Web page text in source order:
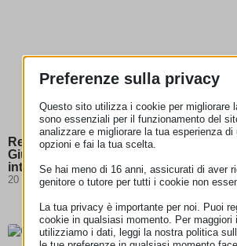
Responsabilità degli hosting provider:
Giustizia chiarisce i confini della
intermediari digitali
20 Luglio 2026
Preferenze sulla privacy
Questo sito utilizza i cookie per migliorare
sono essenziali per il funzionamento del
analizzare e migliorare la tua esperienza
opzioni e fai la tua scelta.
Se hai meno di 16 anni, assicurati di aver
genitore o tutore per tutti i cookie non
La tua privacy è importante per noi. Puoi
cookie in qualsiasi momento. Per maggiori
utilizziamo i dati, leggi la nostra politica